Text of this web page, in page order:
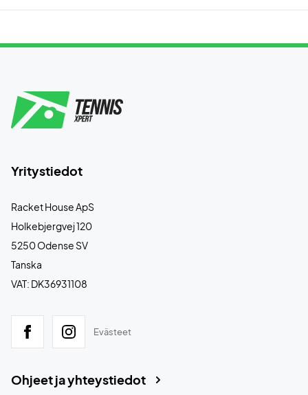
Yritystiedot
Racket House ApS
Holkebjergvej 120
5250 Odense SV
Tanska
VAT: DK36931108
Evästeet
Ohjeet ja yhteystiedot